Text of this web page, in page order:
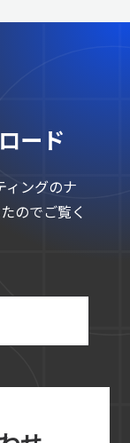
ード
ングのナ
のでご覧く